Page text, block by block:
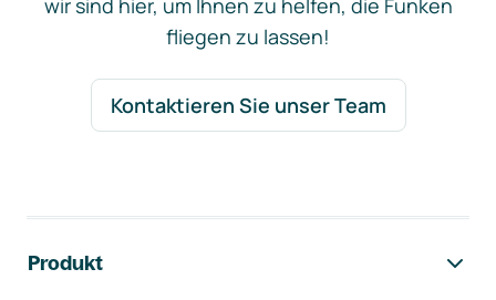
wir sind hier, um Ihnen zu helfen, die Funken
fliegen zu lassen!
Kontaktieren Sie unser Team
Produkt